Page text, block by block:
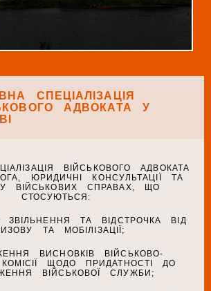
СПЕЦІАЛІЗАЦІЯ
АДВОКАТА У
ВІЙСЬКОВОГО АДВОКАТА
ЮРИДИЧНІ КОНСУЛЬТАЦІЇ ТА
ВІЙСЬКОВИХ СПРАВАХ, ЩО
СТОСУЮТЬСЯ:
ЗВІЛЬНЕННЯ ТА ВІДСТРОЧКА ВІД
ТА МОБІЛІЗАЦІЇ;
ВИСНОВКІВ ВІЙСЬКОВО-
КОМІСІЇ ЩОДО ПРИДАТНОСТІ ДО
ВІЙСЬКОВОЇ СЛУЖБИ;